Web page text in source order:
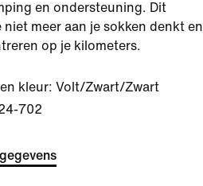
en ondersteuning. Dit
niet meer aan je sokken denkt en
op je kilometers.
kleur: Volt/Zwart/Zwart
702